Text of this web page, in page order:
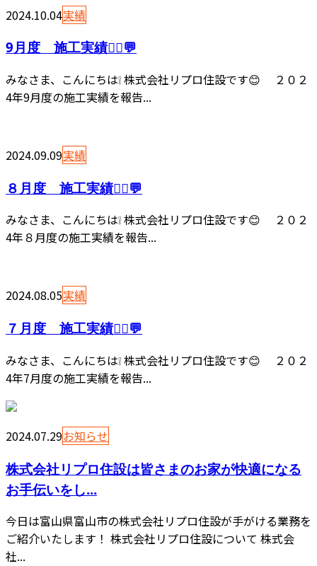
2024.10.04実績
9月度 施工実績👷‍♂️💬
みなさま、こんにちは❕ 株式会社リプロ住設です😊 ２０２
4年9月度の施工実績を報告...
2024.09.09実績
８月度 施工実績👷‍♂️💬
みなさま、こんにちは❕ 株式会社リプロ住設です😊 ２０２
4年８月度の施工実績を報告...
2024.08.05実績
７月度 施工実績👷‍♂️💬
みなさま、こんにちは❕ 株式会社リプロ住設です😊 ２０２
4年7月度の施工実績を報告...
2024.07.29お知らせ
株式会社リプロ住設は皆さまのお家が快適になる
お手伝いをし...
今日は富山県富山市の株式会社リプロ住設が手がける業務を
ご紹介いたします！ 株式会社リプロ住設について 株式会
社...